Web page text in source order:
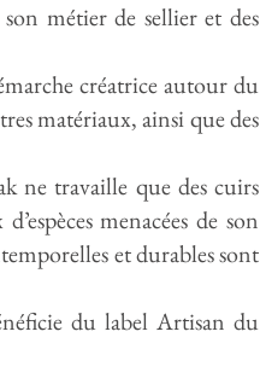
métier de sellier et des
créatrice autour du
matériaux, ainsi que des
ne travaille que des cuirs
menacées de son
et durables sont
du label Artisan du